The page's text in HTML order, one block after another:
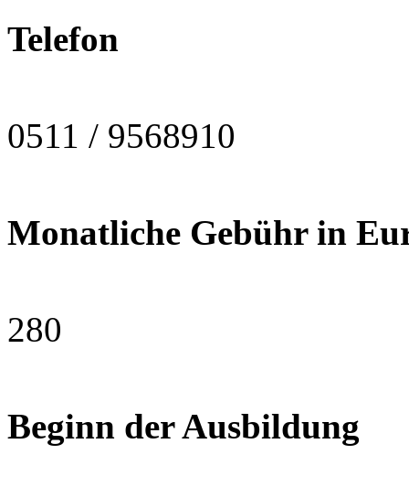
Telefon
0511 / 9568910
Monatliche Gebühr in
280
Beginn der Ausbildung